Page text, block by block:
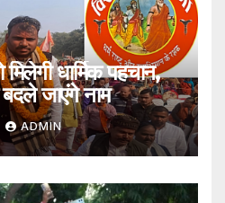
धार्मिक पहचान,
जाएंगे नाम
ADMIN